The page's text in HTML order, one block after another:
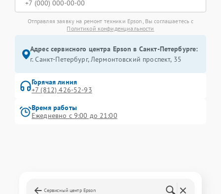
Отправляя заявку на ремонт техники Epson, Вы соглашаетесь с
Политикой конфиденциальности
Адрес сервисного центра Epson в Санкт-Петербурге:
г. Санкт-Петербург, Лермонтовский проспект, 35
Горячая линия
+7 (812) 426-52-93
Время работы
Ежедневно с 9:00 до 21:00
Сервисный центр Epson